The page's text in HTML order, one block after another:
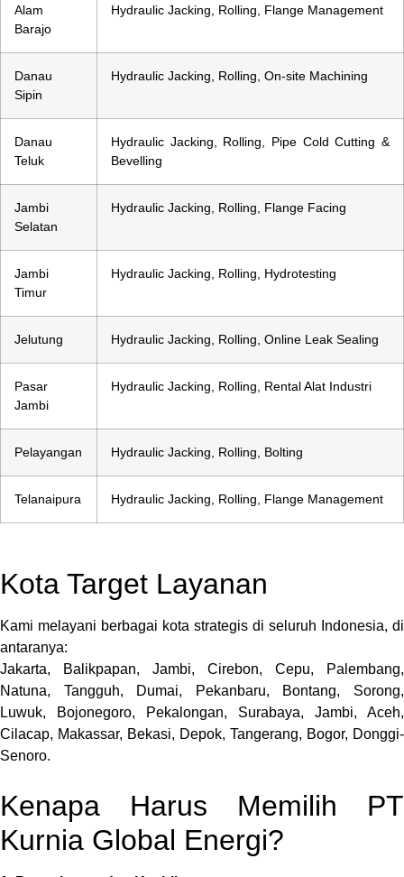
Alam
Barajo
Hydraulic Jacking, Rolling, Flange Management
Danau
Sipin
Hydraulic Jacking, Rolling, On-site Machining
Danau
Teluk
Hydraulic Jacking, Rolling, Pipe Cold Cutting &
Bevelling
Jambi
Selatan
Hydraulic Jacking, Rolling, Flange Facing
Jambi
Timur
Hydraulic Jacking, Rolling, Hydrotesting
Jelutung Hydraulic Jacking, Rolling, Online Leak Sealing
Pasar
Jambi
Hydraulic Jacking, Rolling, Rental Alat Industri
Pelayangan Hydraulic Jacking, Rolling, Bolting
Telanaipura Hydraulic Jacking, Rolling, Flange Management
Kota Target Layanan
Kami melayani berbagai kota strategis di seluruh Indonesia, di
antaranya:
Jakarta, Balikpapan, Jambi, Cirebon, Cepu, Palembang,
Natuna, Tangguh, Dumai, Pekanbaru, Bontang, Sorong,
Luwuk, Bojonegoro, Pekalongan, Surabaya, Jambi, Aceh,
Cilacap, Makassar, Bekasi, Depok, Tangerang, Bogor, Donggi-
Senoro.
Kenapa Harus Memilih PT
Kurnia Global Energi?